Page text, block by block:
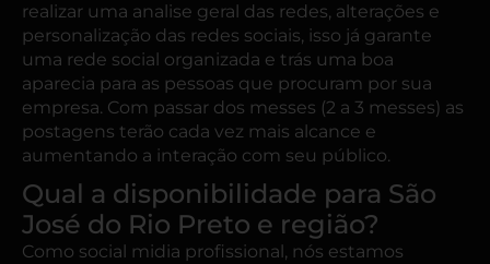
realizar uma analise geral das redes, alterações e
personalização das redes sociais, isso já garante
uma rede social organizada e trás uma boa
aparecia para as pessoas que procuram por sua
empresa. Com passar dos messes (2 a 3 messes) as
postagens terão cada vez mais alcance e
aumentando a interação com seu público.
Qual a disponibilidade para São
José do Rio Preto e região?
Como social midia profissional, nós estamos